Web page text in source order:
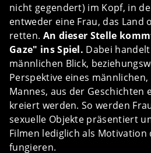
nicht gegendert) im Kopf, in
entweder eine Frau, das Land
retten. An dieser Stelle
Gaze" ins Spiel. Dabei
männlichen Blick,
Perspektive eines
Mannes, aus der Geschichten
kreiert werden. So werden
sexuelle Objekte präsentiert
Filmen lediglich als Motivation
fungieren.